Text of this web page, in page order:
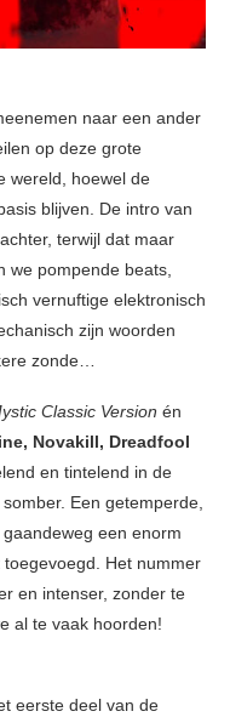
naar een ander
op deze grote
wereld, hoewel de
blijven. De intro van
terwijl dat maar
we pompende beats,
vernuftige elektronisch
zijn woorden
zonde…
Classic Version én
Novakill, Dreadfool
en tintelend in de
Een getemperde,
een enorm
Het nummer
en intenser, zonder te
al te vaak hoorden!
eerste deel van de